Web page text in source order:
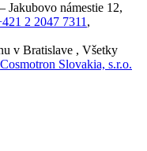
– Jakubovo námestie 12,
2 2047 7311 ,
v Bratislave , Všetky
Cosmotron Slovakia, s.r.o.